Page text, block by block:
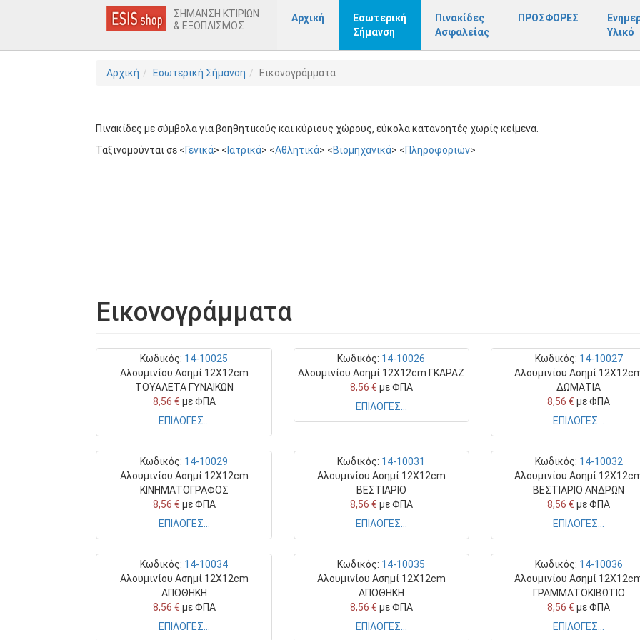
ΣΗΜΑΝΣΗ ΚΤΙΡΙΩΝ
& ΕΞΟΠΛΙΣΜΟΣ
Αρχική
Εσωτερική
Σήμανση
Πινακίδες
Ασφαλείας
ΠΡΟΣΦΟΡΕΣ
Υλικό
Αρχική Εσωτερική Σήμανση Εικονογράμματα
Πινακίδες με σύμβολα για βοηθητικούς και κύριους χώρους, εύκολα κατανοητές χωρίς κείμενα.
Ταξινομούνται σε <Γενικά> < Ιατρικά> <Αθλητικά> <Βιομηχανικά> <Πληροφοριών>
Εικονογράμματα
Κωδικός: 14-10025
Αλουμινίου Ασημί 12Χ12cm
ΤΟΥΑΛΕΤΑ ΓΥΝΑΙΚΩΝ
8,56 € με ΦΠΑ
ΕΠΙΛΟΓΕΣ...
Κωδικός: 14-10026
Αλουμινίου Ασημί 12Χ12cm ΓΚΑΡΑΖ
8,56 € με ΦΠΑ
ΕΠΙΛΟΓΕΣ...
Κωδικός: 14-10027
Αλουμινίου Ασημί
ΔΩΜΑΤΙΑ
8,56 € με ΦΠΑ
ΕΠΙΛΟΓΕΣ...
Κωδικός: 14-10029
Αλουμινίου Ασημί 12Χ12cm
ΚΙΝΗΜΑΤΟΓΡΑΦΟΣ
8,56 € με ΦΠΑ
ΕΠΙΛΟΓΕΣ...
Κωδικός: 14-10031
Αλουμινίου Ασημί 12Χ12cm
ΒΕΣΤΙΑΡΙΟ
8,56 € με ΦΠΑ
ΕΠΙΛΟΓΕΣ...
Κωδικός: 14-10032
Αλουμινίου Ασημί
ΒΕΣΤΙΑΡΙΟ ΑΝΔΡΩΝ
8,56 € με ΦΠΑ
ΕΠΙΛΟΓΕΣ...
Κωδικός: 14-10034
Αλουμινίου Ασημί 12Χ12cm
ΑΠΟΘΗΚΗ
8,56 € με ΦΠΑ
ΕΠΙΛΟΓΕΣ...
Κωδικός: 14-10035
Αλουμινίου Ασημί 12Χ12cm
ΑΠΟΘΗΚΗ
8,56 € με ΦΠΑ
ΕΠΙΛΟΓΕΣ...
Κωδικός: 14-10036
Αλουμινίου Ασημί
ΓΡΑΜΜΑΤΟΚΙΒΩΤΙΟ
8,56 € με ΦΠΑ
ΕΠΙΛΟΓΕΣ...